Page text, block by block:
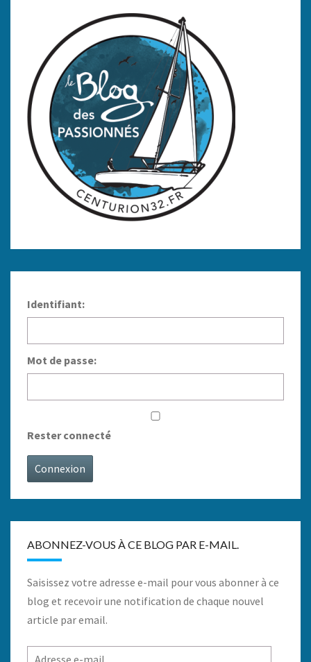
Identifiant:
Mot de passe:
Rester connecté
Connexion
ABONNEZ-VOUS À CE BLOG PAR E-MAIL.
Saisissez votre adresse e-mail pour vous abonner à ce
blog et recevoir une notification de chaque nouvel
article par email.
Adresse